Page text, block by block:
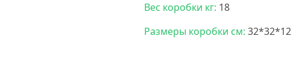
Вес коробки кг: 18
Размеры коробки см: 32*32*12